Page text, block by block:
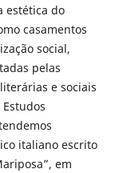
estética do
casamentos
social,
pelas
e sociais
italiano escrito
em